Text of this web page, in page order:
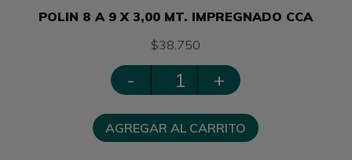
POLIN 8 A 9 X 3,00 MT. IMPREGNADO CCA
$38.750
- +
AGREGAR AL CARRITO